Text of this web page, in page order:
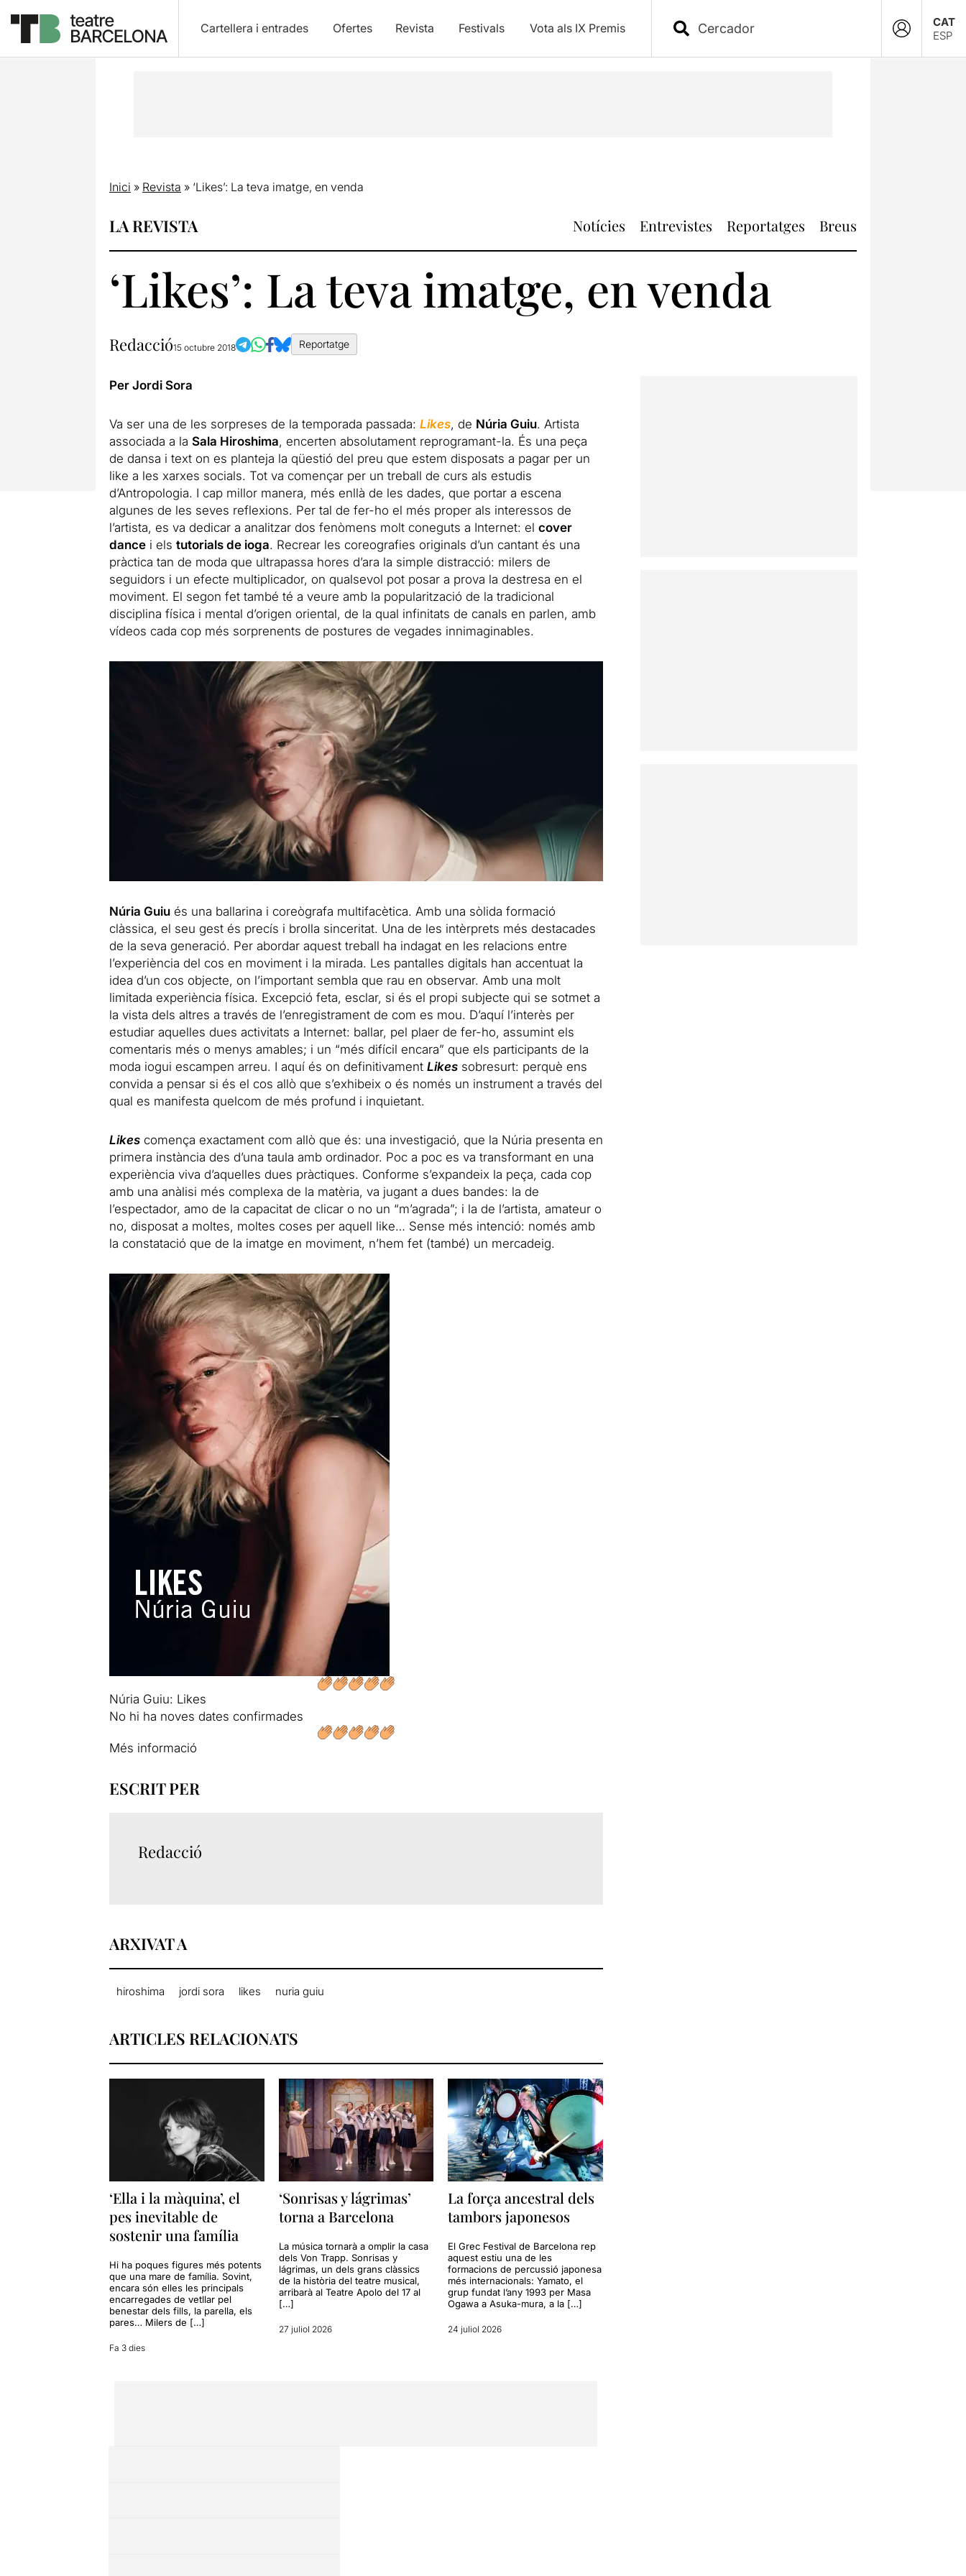
Cartellera i entrades Ofertes Revista Festivals Vota als IX Premis
CAT
ESP
Inici » Revista » ‘Likes’: La teva imatge, en venda
LA REVISTA Notícies Entrevistes Reportatges Breus
‘Likes’: La teva imatge, en venda
Redacció15 octubre 2018 Reportatge
Per Jordi Sora
Va ser una de les sorpreses de la temporada passada: Likes, de Núria Guiu. Artista
associada a la Sala Hiroshima, encerten absolutament reprogramant-la. És una peça
de dansa i text on es planteja la qüestió del preu que estem disposats a pagar per un
like a les xarxes socials. Tot va començar per un treball de curs als estudis
d’Antropologia. I cap millor manera, més enllà de les dades, que portar a escena
algunes de les seves reflexions. Per tal de fer-ho el més proper als interessos de
l’artista, es va dedicar a analitzar dos fenòmens molt coneguts a Internet: el cover
dancei els tutorials de ioga. Recrear les coreografies originals d’un cantant és una
pràctica tan de moda que ultrapassa hores d’ara la simple distracció: milers de
seguidors i un efecte multiplicador, on qualsevol pot posar a prova la destresa en el
moviment. El segon fet també té a veure amb la popularització de la tradicional
disciplina física i mental d’origen oriental, de la qual infinitats de canals en parlen, amb
vídeos cada cop més sorprenents de postures de vegades innimaginables.
Núria Guiués una ballarina i coreògrafa multifacètica. Amb una sòlida formació
clàssica, el seu gest és precís i brolla sinceritat. Una de les intèrprets més destacades
de la seva generació. Per abordar aquest treball ha indagat en les relacions entre
l’experiència del cos en moviment i la mirada. Les pantalles digitals han accentuat la
idea d’un cos objecte, on l’important sembla que rau en observar. Amb una molt
limitada experiència física. Excepció feta, esclar, si és el propi subjecte qui se sotmet a
la vista dels altres a través de l’enregistrament de com es mou. D’aquí l’interès per
estudiar aquelles dues activitats a Internet: ballar, pel plaer de fer-ho, assumint els
comentaris més o menys amables; i un “més difícil encara” que els participants de la
moda iogui escampen arreu. I aquí és on definitivament Likes sobresurt: perquè ens
convida a pensar si és el cos allò que s’exhibeix o és només un instrument a través del
qual es manifesta quelcom de més profund i inquietant.
Likescomença exactament com allò que és: una investigació, que la Núria presenta en
primera instància des d’una taula amb ordinador. Poc a poc es va transformant en una
experiència viva d’aquelles dues pràctiques. Conforme s’expandeix la peça, cada cop
amb una anàlisi més complexa de la matèria, va jugant a dues bandes: la de
l’espectador, amo de la capacitat de clicar o no un “m’agrada”; i la de l’artista, amateur o
no, disposat a moltes, moltes coses per aquell like… Sense més intenció: només amb
la constatació que de la imatge en moviment, n’hem fet (també) un mercadeig.
Núria Guiu: Likes
No hi ha noves dates confirmades
Més informació
ESCRIT PER
Redacció
ARXIVAT A
hiroshima jordi sora likes nuria guiu
ARTICLES RELACIONATS
‘Ella i la màquina’, el
pes inevitable de
sostenir una família
Hi ha poques figures més potents
que una mare de família. Sovint,
encara són elles les principals
encarregades de vetllar pel
benestar dels fills, la parella, els
pares… Milers de […]
Fa 3 dies
‘Sonrisas y lágrimas’
torna a Barcelona
La música tornarà a omplir la casa
dels Von Trapp. Sonrisas y
lágrimas, un dels grans clàssics
de la història del teatre musical,
arribarà al Teatre Apolo del 17 al
[…]
27 juliol 2026
La força ancestral dels
tambors japonesos
El Grec Festival de Barcelona rep
aquest estiu una de les
formacions de percussió japonesa
més internacionals: Yamato, el
grup fundat l’any 1993 per Masa
Ogawa a Asuka-mura, a la […]
24 juliol 2026